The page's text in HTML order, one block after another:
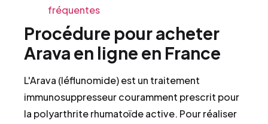
fréquentes
Procédure pour acheter
Arava en ligne en France
L'Arava (léflunomide) est un traitement
immunosuppresseur couramment prescrit pour
la polyarthrite rhumatoïde active. Pour réaliser